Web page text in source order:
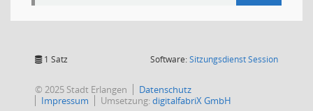
1 Satz Software:SitzungsdienstSession(Wird in
© 2025 Stadt Erlangen
Datenschutz
Impressum
Umsetzung:digitalfabriX GmbH